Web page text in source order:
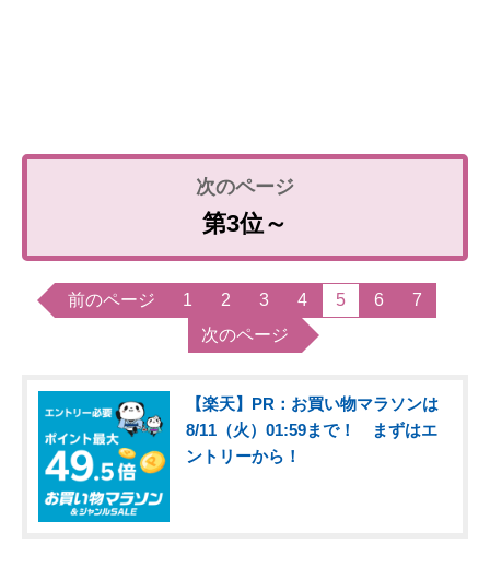
第3位～
前のページ 1 2 3 4 5 6
7
次のページ
【楽天】PR：お買い物マラソンは
8/11（火）01:59まで！ まずはエ
ントリーから！